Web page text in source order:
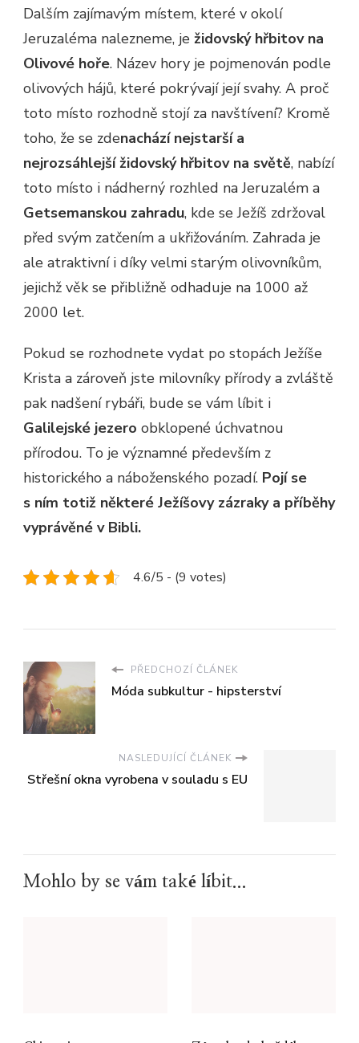
Dalším zajímavým místem, které v okolí
Jeruzaléma nalezneme, je židovský hřbitov na
Olivové hoře. Název hory je pojmenován podle
olivových hájů, které pokrývají její svahy. A proč
toto místo rozhodně stojí za navštívení? Kromě
toho, že se zdenachází nejstarší a
nejrozsáhlejší židovský hřbitov na světě, nabízí
toto místo i nádherný rozhled na Jeruzalém a
Getsemanskou zahradu, kde se Ježíš zdržoval
před svým zatčením a ukřižováním. Zahrada je
ale atraktivní i díky velmi starým olivovníkům,
jejichž věk se přibližně odhaduje na 1000 až
2000 let.
Pokud se rozhodnete vydat po stopách Ježíše
Krista a zároveň jste milovníky přírody a zvláště
pak nadšení rybáři, bude se vám líbit i
Galilejské jezero obklopené úchvatnou
přírodou. To je významné především z
historického a náboženského pozadí. Pojí se
s ním totiž některé Ježíšovy zázraky a příběhy
vyprávěné v Bibli.
4.6/5 - (9 votes)
PŘEDCHOZÍ ČLÁNEK
Móda subkultur - hipsterství
NASLEDUJÍCÍ ČLÁNEK
Střešní okna vyrobena v souladu s EU
Mohlo by se vám také líbit...